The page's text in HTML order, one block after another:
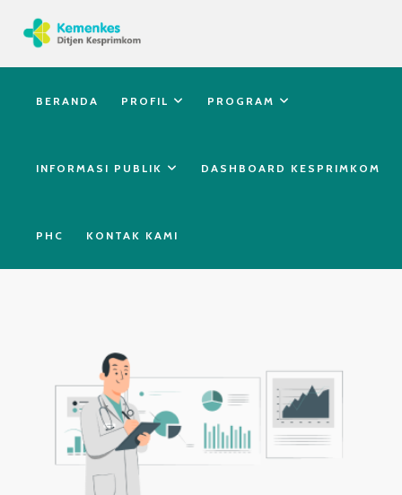
BERANDA PROFIL PROGRAM
INFORMASI PUBLIK DASHBOARD KESPRIMKOM
PHC KONTAK KAMI